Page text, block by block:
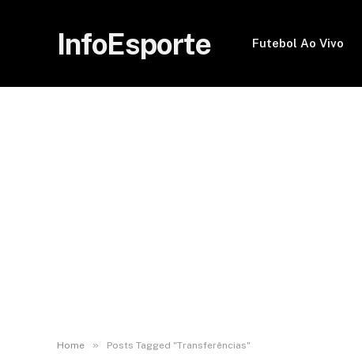
InfoEsporte Futebol Ao Vivo
Home » Posts Tagged "Transferências"